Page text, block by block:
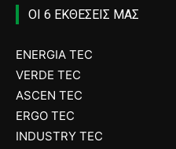
ΟΙ 6 ΕΚΘΕΣΕΙΣ ΜΑΣ
ENERGIA TEC
VERDE TEC
ASCEN TEC
ERGO TEC
INDUSTRY TEC